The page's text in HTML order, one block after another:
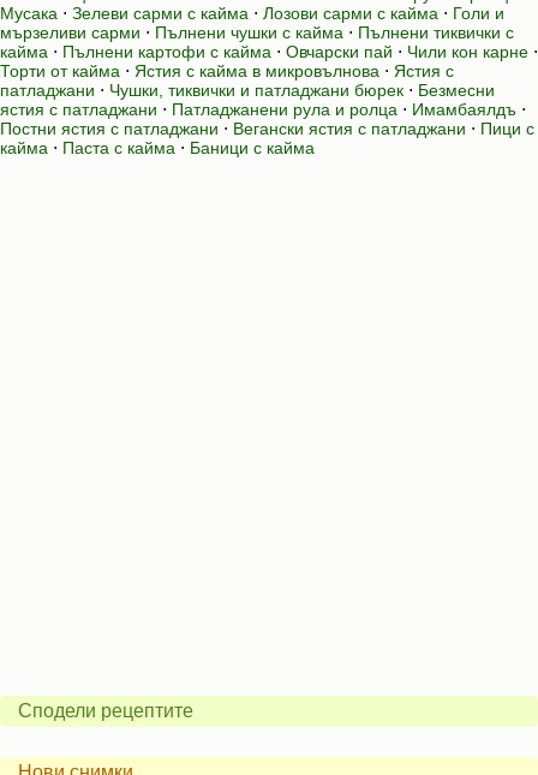
Мусака ⋅ Зелеви сарми с кайма ⋅ Лозови сарми с кайма ⋅ Голи и
мързеливи сарми ⋅ Пълнени чушки с кайма ⋅ Пълнени тиквички с
кайма ⋅ Пълнени картофи с кайма ⋅ Овчарски пай ⋅ Чили кон карне ⋅
Торти от кайма ⋅ Ястия с кайма в микровълнова ⋅ Ястия с
патладжани ⋅ Чушки, тиквички и патладжани бюрек ⋅ Безмесни
ястия с патладжани ⋅ Патладжанени рула и ролца ⋅ Имамбаялдъ ⋅
Постни ястия с патладжани ⋅ Вегански ястия с патладжани ⋅ Пици с
кайма ⋅ Паста с кайма ⋅ Баници с кайма
Сподели рецептите